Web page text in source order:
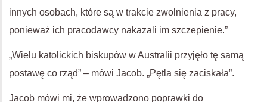
innych osobach, które są w trakcie zwolnienia z pracy,
ponieważ ich pracodawcy nakazali im szczepienie.”
„Wielu katolickich biskupów w Australii przyjęło tę samą
postawę co rząd” – mówi Jacob. „Pętla się zaciskała”.
Jacob mówi mi, że wprowadzono poprawki do